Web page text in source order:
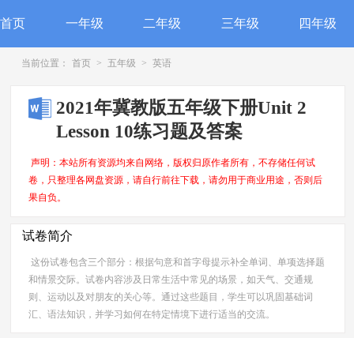
首页 一年级 二年级 三年级 四年级
当前位置： 首页 > 五年级 > 英语
2021年冀教版五年级下册Unit 2
Lesson 10练习题及答案
声明：本站所有资源均来自网络，版权归原作者所有，不存储任何试
卷，只整理各网盘资源，请自行前往下载，请勿用于商业用途，否则后
果自负。
试卷简介
这份试卷包含三个部分：根据句意和首字母提示补全单词、单项选择题
和情景交际。试卷内容涉及日常生活中常见的场景，如天气、交通规
则、运动以及对朋友的关心等。通过这些题目，学生可以巩固基础词
汇、语法知识，并学习如何在特定情境下进行适当的交流。